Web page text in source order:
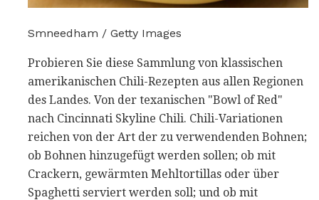
Smneedham / Getty Images
Probieren Sie diese Sammlung von klassischen
amerikanischen Chili-Rezepten aus allen Regionen
des Landes. Von der texanischen "Bowl of Red"
nach Cincinnati Skyline Chili. Chili-Variationen
reichen von der Art der zu verwendenden Bohnen;
ob Bohnen hinzugefügt werden sollen; ob mit
Crackern, gewärmten Mehltortillas oder über
Spaghetti serviert werden soll; und ob mit